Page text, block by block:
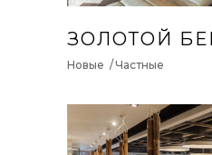
ЗОЛОТОЙ
Новые Частные